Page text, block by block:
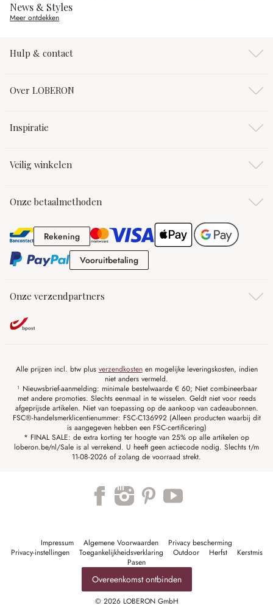
News & Styles
Meer ontdekken
Hulp & contact
Over LOBERON
Inspiratie
Veilig winkelen
Onze betaalmethoden
RekeningRekening
VooruitbetalingVooruitbetaling
Onze verzendpartners
Alle prijzen incl. btw plus verzendkostenen mogelijke leveringskosten, indien
niet anders vermeld.
¹ Nieuwsbrief-aanmelding: minimale bestelwaarde € 60; Niet combineerbaar
met andere promoties. Slechts eenmaal in te wisselen. Geldt niet voor reeds
afgeprijsde artikelen. Niet van toepassing op de aankoop van cadeaubonnen.
FSC®-handelsmerklicentienummer: FSC-C136992 (Alleen producten waarbij dit
is aangegeven hebben een FSC-certificering)
* FINAL SALE: de extra korting ter hoogte van 25% op alle artikelen op
loberon.be/nl/Sale is al verrekend. U heeft geen actiecode nodig. Slechts t/m
11-08-2026 of zolang de voorraad strekt.
Impressum Algemene Voorwaarden
Privacy bescherming
Privacy-instellingen
Toegankelijkheidsverklaring Outdoor Herfst
Kerstmis
Pasen
Overeenkomst ontbinden
© 2026 LOBERON GmbH